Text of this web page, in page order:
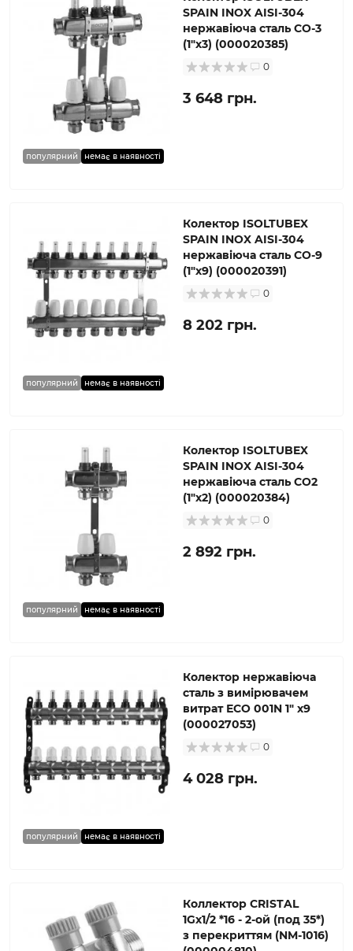
популярний немає в наявності
SPAIN INOX AISI-304
нержавіюча сталь CO-3
(1″х3) (000020385)
0
3 648 грн.
популярний немає в наявності
Колектор ISOLTUBEX
SPAIN INOX AISI-304
нержавіюча сталь CO-9
(1″х9) (000020391)
0
8 202 грн.
популярний немає в наявності
Колектор ISOLTUBEX
SPAIN INOX AISI-304
нержавіюча сталь CO2
(1″х2) (000020384)
0
2 892 грн.
популярний немає в наявності
Колектор нержавіюча
сталь з вимірювачем
витрат ЕСО 001N 1″ x9
(000027053)
0
4 028 грн.
Коллектор CRISTAL
1Gх1/2 *16 - 2-ой (под 35*)
з перекриттям (NM-1016)